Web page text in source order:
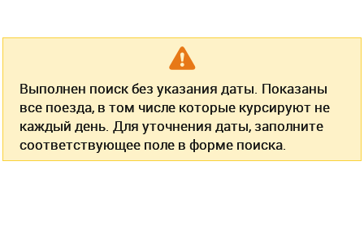
Выполнен поиск без указания даты. Показаны
все поезда, в том числе которые курсируют не
каждый день. Для уточнения даты, заполните
соответствующее поле в форме поиска.